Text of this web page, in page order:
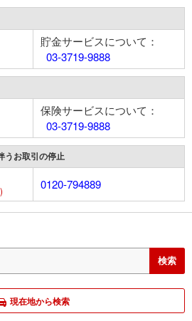
貯金サービスについて：
03-3719-9888
保険サービスについて：
03-3719-9888
うお取引の停止
0120-794889
現在地から検索